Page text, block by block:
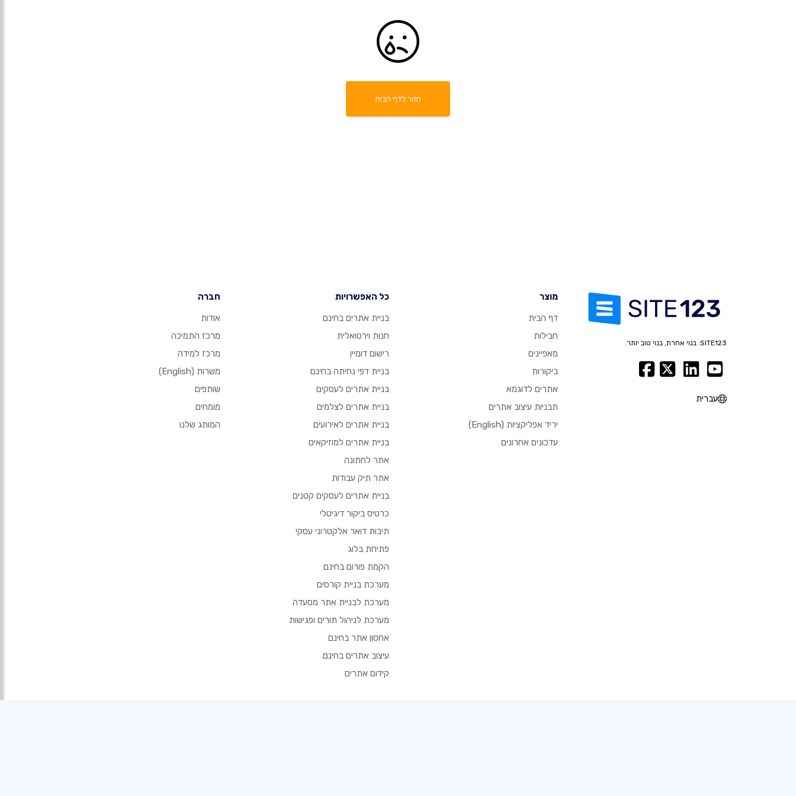
חזור לדף הבית
SITE123: בנוי אחרת, בנוי טוב יותר.
עברית
מוצר
דף הבית
חבילות
מאפיינים
ביקורות
אתרים לדוגמא
תבניות עיצוב אתרים
יריד אפליקציות (English)
עדכונים אחרונים
כל האפשרויות
בניית אתרים בחינם
חנות וירטואלית
רישום דומיין
בניית דפי נחיתה בחינם
בניית אתרים לעסקים
בניית אתרים לצלמים
בניית אתרים לאירועים
בניית אתרים למוזיקאים
אתר לחתונה
אתר תיק עבודות
בניית אתרים לעסקים קטנים
כרטיס ביקור דיגיטלי
תיבות דואר אלקטרוני עסקי
פתיחת בלוג
הקמת פורום בחינם
מערכת בניית קורסים
מערכת לבניית אתר מסעדה
מערכת לניהול תורים ופגישות
אחסון אתר בחינם
עיצוב אתרים בחינם
קידום אתרים
חברה
אודות
מרכז התמיכה
מרכז למידה
משרות (English)
שותפים
מומחים
המותג שלנו